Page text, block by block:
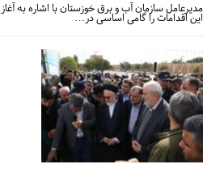
سازمان آب و برق خوزستان با اشاره به
اقدامات را گامی اساسی در…